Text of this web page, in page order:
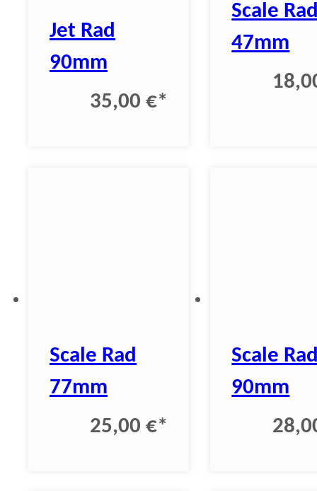
Jet Rad
90mm
35,00 €*
Scale
47mm
Scale Rad
77mm
25,00 €*
Scale
90mm